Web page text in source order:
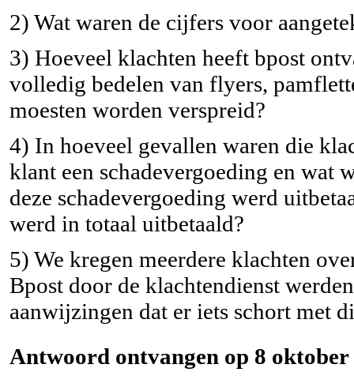
2) Wat waren de cijfers voor
3) Hoeveel klachten heeft bpost
volledig bedelen van flyers,
moesten worden verspreid?
4) In hoeveel gevallen waren die
klant een schadevergoeding en wat
deze schadevergoeding werd
werd in totaal uitbetaald?
5) We kregen meerdere klachten
Bpost door de klachtendienst
aanwijzingen dat er iets schort met
Antwoord ontvangen op 8 oktober